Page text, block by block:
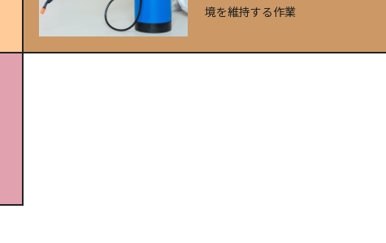
境を維持する作業